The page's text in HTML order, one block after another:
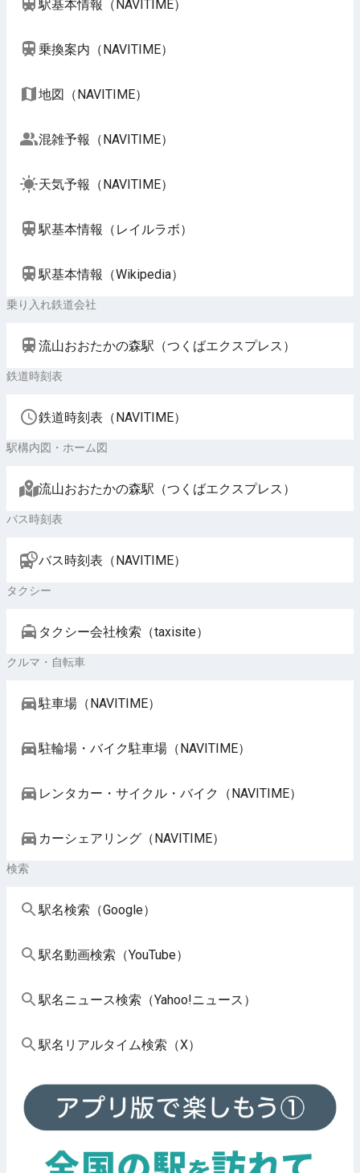
駅基本情報（NAVITIME）
乗換案内（NAVITIME）
地図（NAVITIME）
混雑予報（NAVITIME）
天気予報（NAVITIME）
駅基本情報（レイルラボ）
駅基本情報（Wikipedia）
乗り入れ鉄道会社
流山おおたかの森駅（つくばエクスプレス）
鉄道時刻表
鉄道時刻表（NAVITIME）
駅構内図・ホーム図
流山おおたかの森駅（つくばエクスプレス）
バス時刻表
バス時刻表（NAVITIME）
タクシー
タクシー会社検索（taxisite）
クルマ・自転車
駐車場（NAVITIME）
駐輪場・バイク駐車場（NAVITIME）
レンタカー・サイクル・バイク（NAVITIME）
カーシェアリング（NAVITIME）
検索
駅名検索（Google）
駅名動画検索（YouTube）
駅名ニュース検索（Yahoo!ニュース）
駅名リアルタイム検索（X）